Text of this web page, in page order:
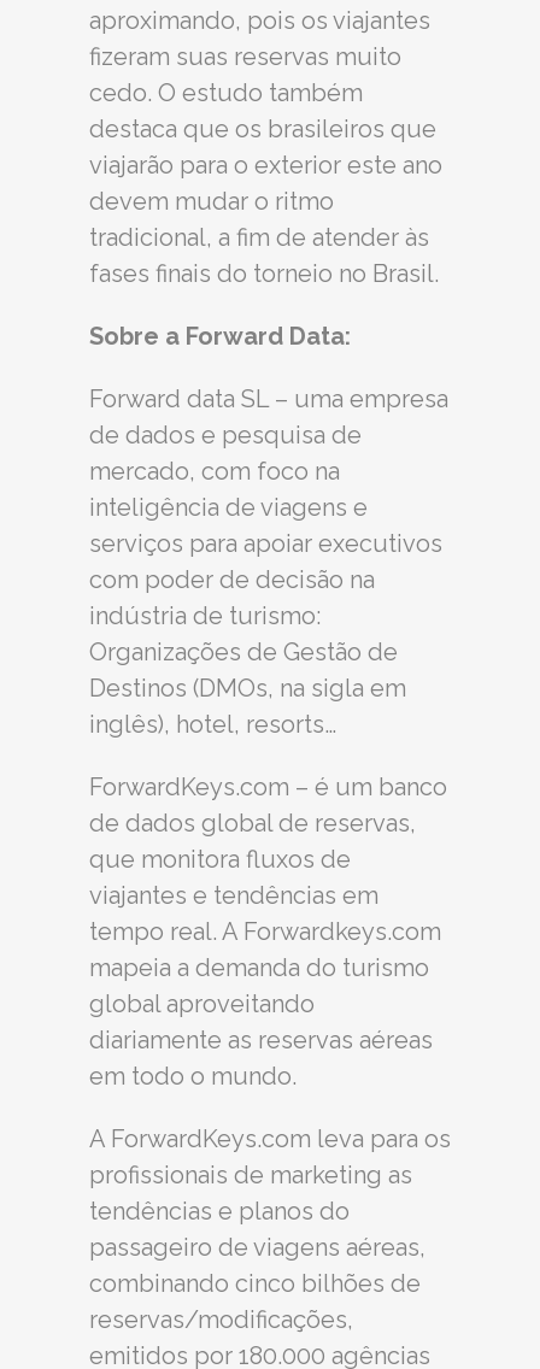
aproximando, pois os viajantes
fizeram suas reservas muito
cedo. O estudo também
destaca que os brasileiros que
viajarão para o exterior este ano
devem mudar o ritmo
tradicional, a fim de atender às
fases finais do torneio no Brasil.
Sobre a Forward Data:
Forward data SL – uma empresa
de dados e pesquisa de
mercado, com foco na
inteligência de viagens e
serviços para apoiar executivos
com poder de decisão na
indústria de turismo:
Organizações de Gestão de
Destinos (DMOs, na sigla em
inglês), hotel, resorts…
ForwardKeys.com – é um banco
de dados global de reservas,
que monitora fluxos de
viajantes e tendências em
tempo real. A Forwardkeys.com
mapeia a demanda do turismo
global aproveitando
diariamente as reservas aéreas
em todo o mundo.
A ForwardKeys.com leva para os
profissionais de marketing as
tendências e planos do
passageiro de viagens aéreas,
combinando cinco bilhões de
reservas/modificações,
emitidos por 180.000 agências